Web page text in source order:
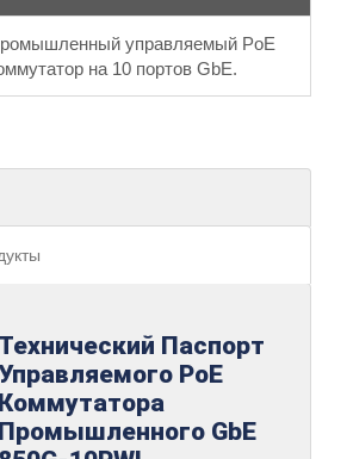
управляемый PoE
на 10 портов GbE.
Технический Паспорт
PoE
Коммутатора
Промышленного GbE